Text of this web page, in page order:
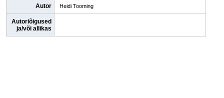
Autor Heidi Tooming
Autoriõigused
ja/või allikas